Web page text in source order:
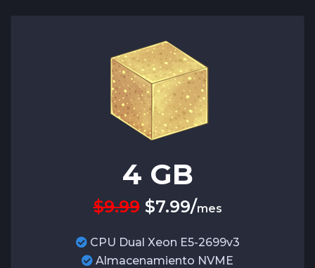
4 GB
$9.99$7.99/mes
CPU Dual Xeon E5-2699v3
Almacenamiento NVME